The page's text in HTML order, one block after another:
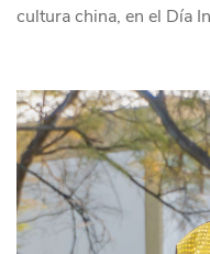
cultura china, en el Día